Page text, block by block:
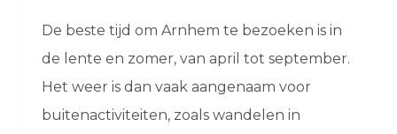
De beste tijd om Arnhem te bezoeken is in
de lente en zomer, van april tot september.
Het weer is dan vaak aangenaam voor
buitenactiviteiten, zoals wandelen in